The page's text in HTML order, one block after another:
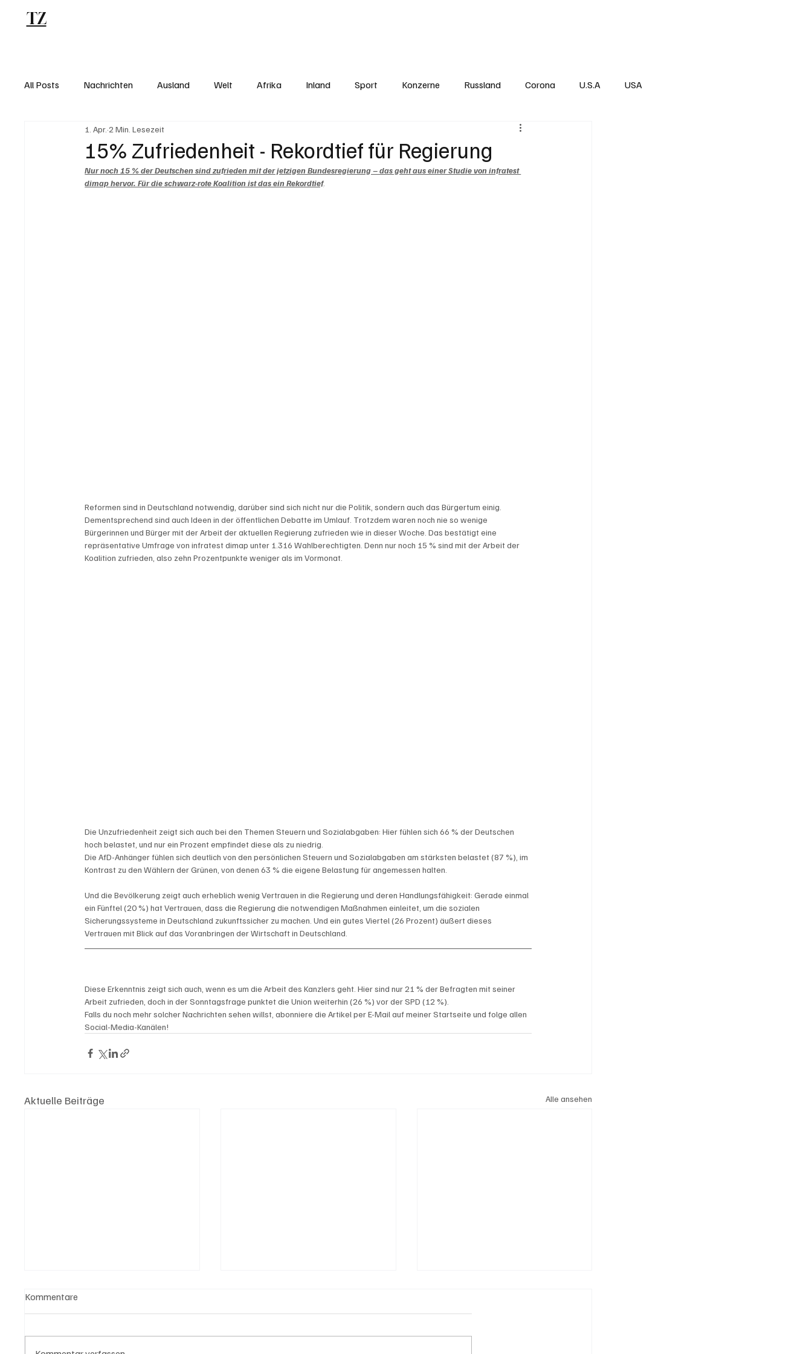
TZ
All Posts Nachrichten Ausland Welt Afrika Inland Sport Konzerne Russland Corona U.S.A USA
15% Zufriedenheit - Rekordtief für Regierung
1. Apr. 2 Min. Lesezeit
Nur noch 15 % der Deutschen sind zufrieden mit der jetzigen Bundesregierung – das geht aus einer Studie von infratest
dimap hervor. Für die schwarz-rote Koalition ist das ein Rekordtief.
Reformen sind in Deutschland notwendig, darüber sind sich nicht nur die Politik, sondern auch das Bürgertum einig.
Dementsprechend sind auch Ideen in der öffentlichen Debatte im Umlauf. Trotzdem waren noch nie so wenige
Bürgerinnen und Bürger mit der Arbeit der aktuellen Regierung zufrieden wie in dieser Woche. Das bestätigt eine
repräsentative Umfrage von infratest dimap unter 1.316 Wahlberechtigten. Denn nur noch 15 % sind mit der Arbeit der
Koalition zufrieden, also zehn Prozentpunkte weniger als im Vormonat.
Die Unzufriedenheit zeigt sich auch bei den Themen Steuern und Sozialabgaben: Hier fühlen sich 66 % der Deutschen
hoch belastet, und nur ein Prozent empfindet diese als zu niedrig.
Die AfD-Anhänger fühlen sich deutlich von den persönlichen Steuern und Sozialabgaben am stärksten belastet (87 %), im
Kontrast zu den Wählern der Grünen, von denen 63 % die eigene Belastung für angemessen halten.
Und die Bevölkerung zeigt auch erheblich wenig Vertrauen in die Regierung und deren Handlungsfähigkeit: Gerade einmal
ein Fünftel (20 %) hat Vertrauen, dass die Regierung die notwendigen Maßnahmen einleitet, um die sozialen
Sicherungssysteme in Deutschland zukunftssicher zu machen. Und ein gutes Viertel (26 Prozent) äußert dieses
Vertrauen mit Blick auf das Voranbringen der Wirtschaft in Deutschland.
Diese Erkenntnis zeigt sich auch, wenn es um die Arbeit des Kanzlers geht. Hier sind nur 21 % der Befragten mit seiner
Arbeit zufrieden, doch in der Sonntagsfrage punktet die Union weiterhin (26 %) vor der SPD (12 %).
Falls du noch mehr solcher Nachrichten sehen willst, abonniere die Artikel per E-Mail auf meiner Startseite und folge allen
Social-Media-Kanälen!
Aktuelle Beiträge Alle ansehen
Kommentare